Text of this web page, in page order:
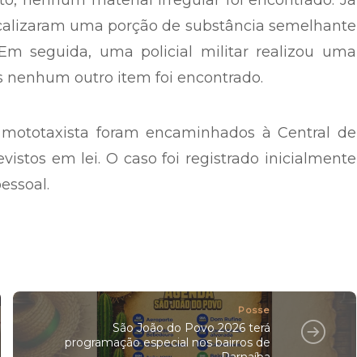
uma porção de substância semelhante
seguida, uma policial militar realizou uma
outro item foi encontrado.
foram encaminhados à Central de
em lei. O caso foi registrado inicialmente
Posse
São João do Povo 2026 terá
programação especial nos bairros de